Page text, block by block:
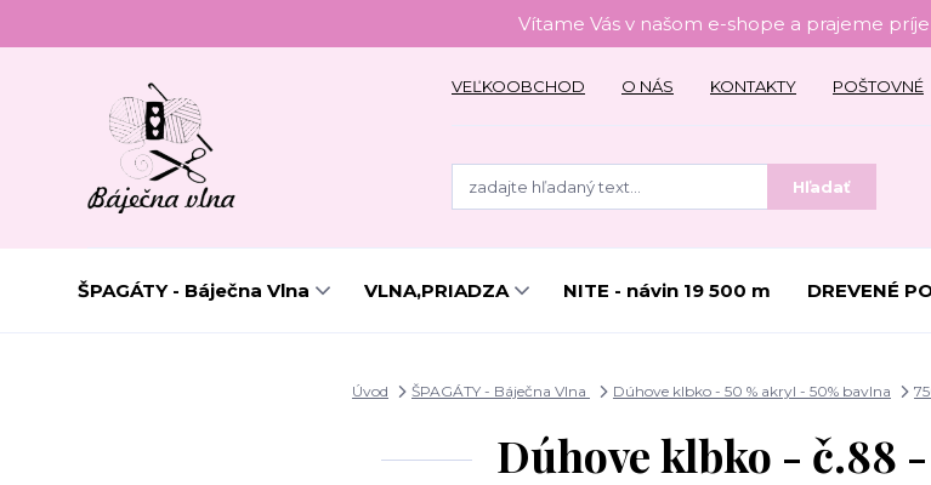
Vítame Vás v našom e-shope a prajeme
VEĽKOOBCHOD O NÁS KONTAKTY POŠTOVNÉ
Hľadať
ŠPAGÁTY - Báječna Vlna VLNA,PRIADZA NITE - návin 19 500 m DREVENÉ
Úvod ŠPAGÁTY - Báječna Vlna Dúhove klbko - 50 % akryl - 50% bavlna
Dúhove klbko - č.88